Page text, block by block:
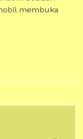
membuka